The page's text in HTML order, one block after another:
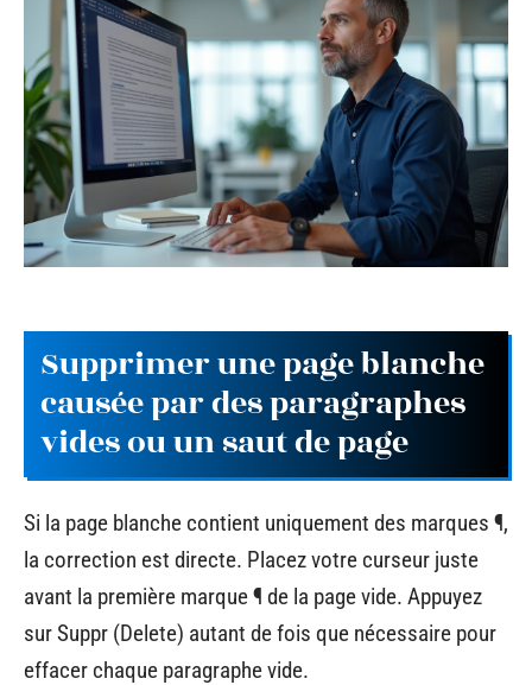
Supprimer une page blanche
causée par des paragraphes
vides ou un saut de page
Si la page blanche contient uniquement des marques ¶,
la correction est directe. Placez votre curseur juste
avant la première marque ¶ de la page vide. Appuyez
sur Suppr (Delete) autant de fois que nécessaire pour
effacer chaque paragraphe vide.